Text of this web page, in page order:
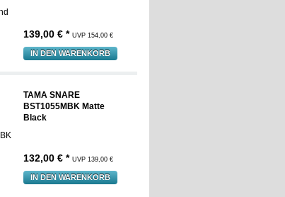
139,00 € * UVP 154,00 €
IN DEN WARENKORB
TAMA SNARE
BST1055MBK Matte
Black
132,00 € * UVP 139,00 €
IN DEN WARENKORB